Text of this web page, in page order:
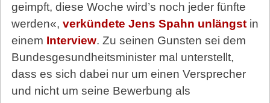
geimpft, diese Woche wird’s noch jeder fünfte
werden«, verkündete Jens Spahn unlängstin
einem Interview. Zu seinen Gunsten sei dem
Bundesgesundheitsminister mal unterstellt,
dass es sich dabei nur um einen Versprecher
und nicht um seine Bewerbung als